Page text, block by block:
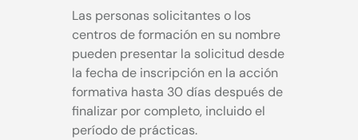
Las personas solicitantes o los
centros de formación en su nombre
pueden presentar la solicitud desde
la fecha de inscripción en la acción
formativa hasta 30 días después de
finalizar por completo, incluido el
período de prácticas.